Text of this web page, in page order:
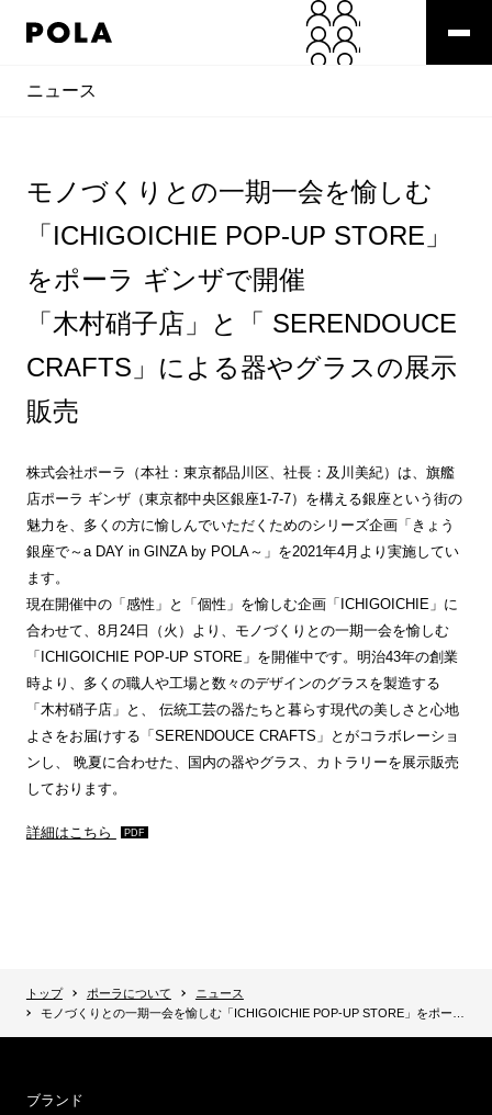
ニュース
モノづくりとの一期一会を愉しむ
「ICHIGOICHIE POP-UP STORE」
をポーラ ギンザで開催
「木村硝子店」と「 SERENDOUCE
CRAFTS」による器やグラスの展示
販売
株式会社ポーラ（本社：東京都品川区、社長：及川美紀）は、旗艦
店ポーラ ギンザ（東京都中央区銀座1-7-7）を構える銀座という街の
魅力を、多くの方に愉しんでいただくためのシリーズ企画「きょう
銀座で～a DAY in GINZA by POLA～」を2021年4月より実施してい
ます。
現在開催中の「感性」と「個性」を愉しむ企画「ICHIGOICHIE」に
合わせて、8月24日（火）より、モノづくりとの一期一会を愉しむ
「ICHIGOICHIE POP-UP STORE」を開催中です。明治43年の創業
時より、多くの職人や工場と数々のデザインのグラスを製造する
「木村硝子店」と、 伝統工芸の器たちと暮らす現代の美しさと心地
よさをお届けする「SERENDOUCE CRAFTS」とがコラボレーショ
ンし、 晩夏に合わせた、国内の器やグラス、カトラリーを展示販売
しております。
詳細はこちら
トップ ポーラについて
ニュース
モノづくりとの一期一会を愉しむ「ICHIGOICHIE POP-UP STORE」をポーラ ギンザで開催
ブランド